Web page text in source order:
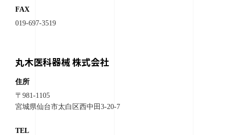
FAX
019-697-3519
丸木医科器械 株式会社
住所
〒981-1105
宮城県仙台市太白区西中田3-20-7
TEL